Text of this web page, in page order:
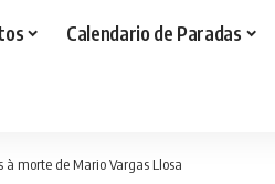
Calendario de Paradas
morte de Mario Vargas Llosa